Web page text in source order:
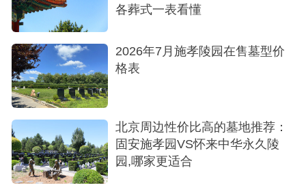
各葬式一表看懂
2026年7月施孝陵园在售墓型价
格表
北京周边性价比高的墓地推荐：
固安施孝园VS怀来中华永久陵
园,哪家更适合